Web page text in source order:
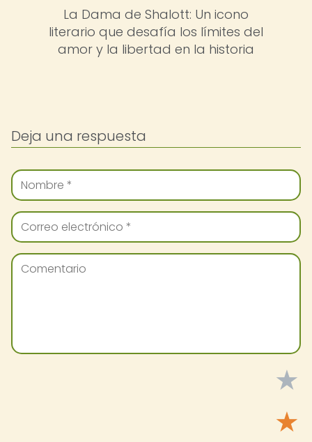
La Dama de Shalott: Un icono
literario que desafía los límites del
amor y la libertad en la historia
Deja una respuesta
★
★